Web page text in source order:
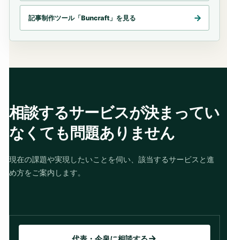
記事制作ツール「Buncraft」を見る
相談するサービスが決まってい
なくても問題ありません
現在の課題や実現したいことを伺い、該当するサービスと進
め方をご案内します。